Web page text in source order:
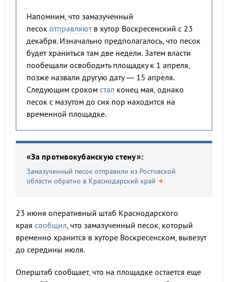
Напомним, что замазученный
песок отправляютв хутор Воскресенский с 23
декабря. Изначально предполагалось, что песок
будет храниться там две недели. Затем власти
пообещали освободить площадку к 1 апреля,
позже назвали другую дату — 15 апреля.
Следующим сроком стал конец мая, однако
песок с мазутом до сих пор находится на
временной площадке.
«За противокубанскую стену»:
Замазученный песок отправили из Ростовской
области обратно в Краснодарский край
23 июня оперативный штаб Краснодарского
края сообщил, что замазученный песок, который
временно хранится в хуторе Воскресенском, вывезут
до середины июля.
Оперштаб сообщает, что на площадке остается еще